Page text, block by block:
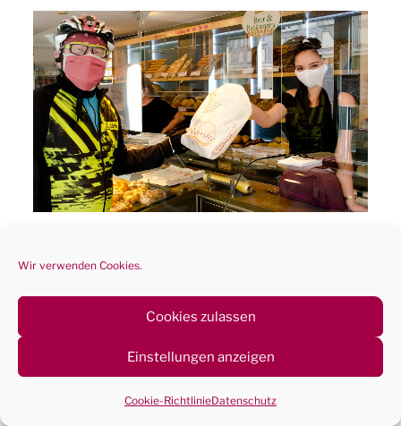
Wir verwenden Cookies.
Cookies zulassen
Einstellungen anzeigen
Cookie-RichtlinieDatenschutz
aus aktuellem Anlass eine Info zur
Verordnung des Landes Baden-
Württemberg.